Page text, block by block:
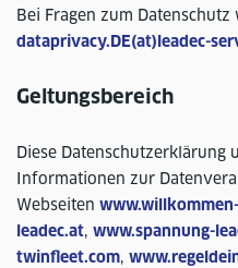
Bei Fragen zum
dataprivacy.DE(at)leadec-
Geltungsbereich
Diese Datenschutzerklärung
Informationen zur
Webseiten
leadec.at, www.spannung-
twinfleet.com,